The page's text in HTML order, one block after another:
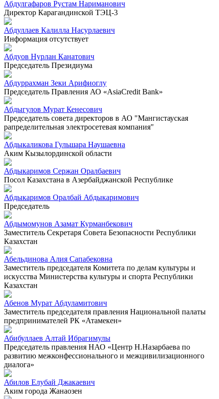
Абдулгафаров Рустам Нариманович
Директор Карагандинской ТЭЦ-3
Абдуллаев Калилла Насурлаевич
Информация отсутствует
Абдуов Нурлан Канатович
Председатель Президиума
Абдуррахман Зеки Арифиоглу
Председатель Правления АО «AsiaCredit Bank»
Абдыгулов Мурат Кенесович
Председатель совета директоров в АО "Мангистауская
рапределительная электросетевая компания"
Абдыкаликова Гульшара Наушаевна
Аким Кызылординской области
Абдыкаримов Сержан Оралбаевич
Посол Казахстана в Азербайджанской Республике
Абдыкаримов Оралбай Абдыкаримович
Председатель
Абдымомунов Азамат Курманбекович
Заместитель Секретаря Совета Безопасности Республики
Казахстан
Абельдинова Алия Сапабековна
Заместитель председателя Комитета по делам культуры и
искусства Министерства культуры и спорта Республики
Казахстан
Абенов Мурат Абдуламитович
Заместитель председателя правления Национальной палаты
предпринимателей РК «Атамекен»
Абибуллаев Алтай Ибрагимулы
Председатель правления НАО «Центр Н.Назарбаева по
развитию межконфессионального и межцивилизационного
диалога»
Абилов Елубай Джакаевич
Аким города Жанаозен